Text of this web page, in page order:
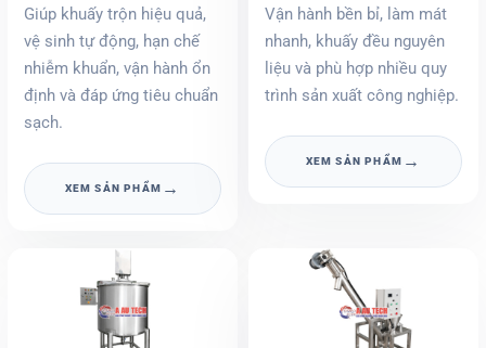
Giúp khuấy trộn hiệu quả,
vệ sinh tự động, hạn chế
nhiễm khuẩn, vận hành ổn
định và đáp ứng tiêu chuẩn
sạch.
XEM SẢN PHẨM →
Vận hành bền bỉ, làm mát
nhanh, khuấy đều nguyên
liệu và phù hợp nhiều quy
trình sản xuất công nghiệp.
XEM SẢN PHẨM →